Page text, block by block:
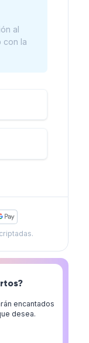
al
con la
encantados
desea.